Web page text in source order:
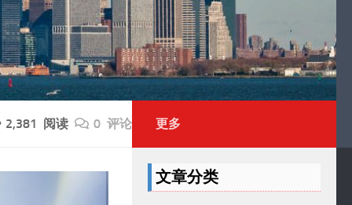
2,381 阅读 0 评论 更多
文章分类